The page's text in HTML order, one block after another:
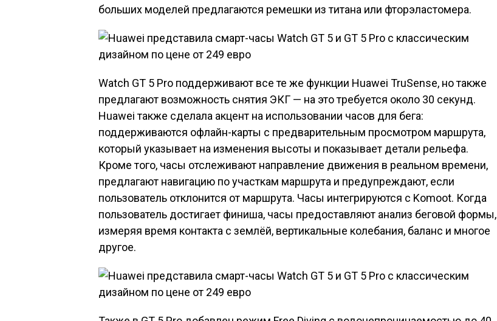
больших моделей предлагаются ремешки из титана или фторэластомера.
Watch GT 5 Pro поддерживают все те же функции Huawei TruSense, но также
предлагают возможность снятия ЭКГ — на это требуется около 30 секунд.
Huawei также сделала акцент на использовании часов для бега:
поддерживаются офлайн-карты с предварительным просмотром маршрута,
который указывает на изменения высоты и показывает детали рельефа.
Кроме того, часы отслеживают направление движения в реальном времени,
предлагают навигацию по участкам маршрута и предупреждают, если
пользователь отклонится от маршрута. Часы интегрируются с Komoot. Когда
пользователь достигает финиша, часы предоставляют анализ беговой формы,
измеряя время контакта с землёй, вертикальные колебания, баланс и многое
другое.